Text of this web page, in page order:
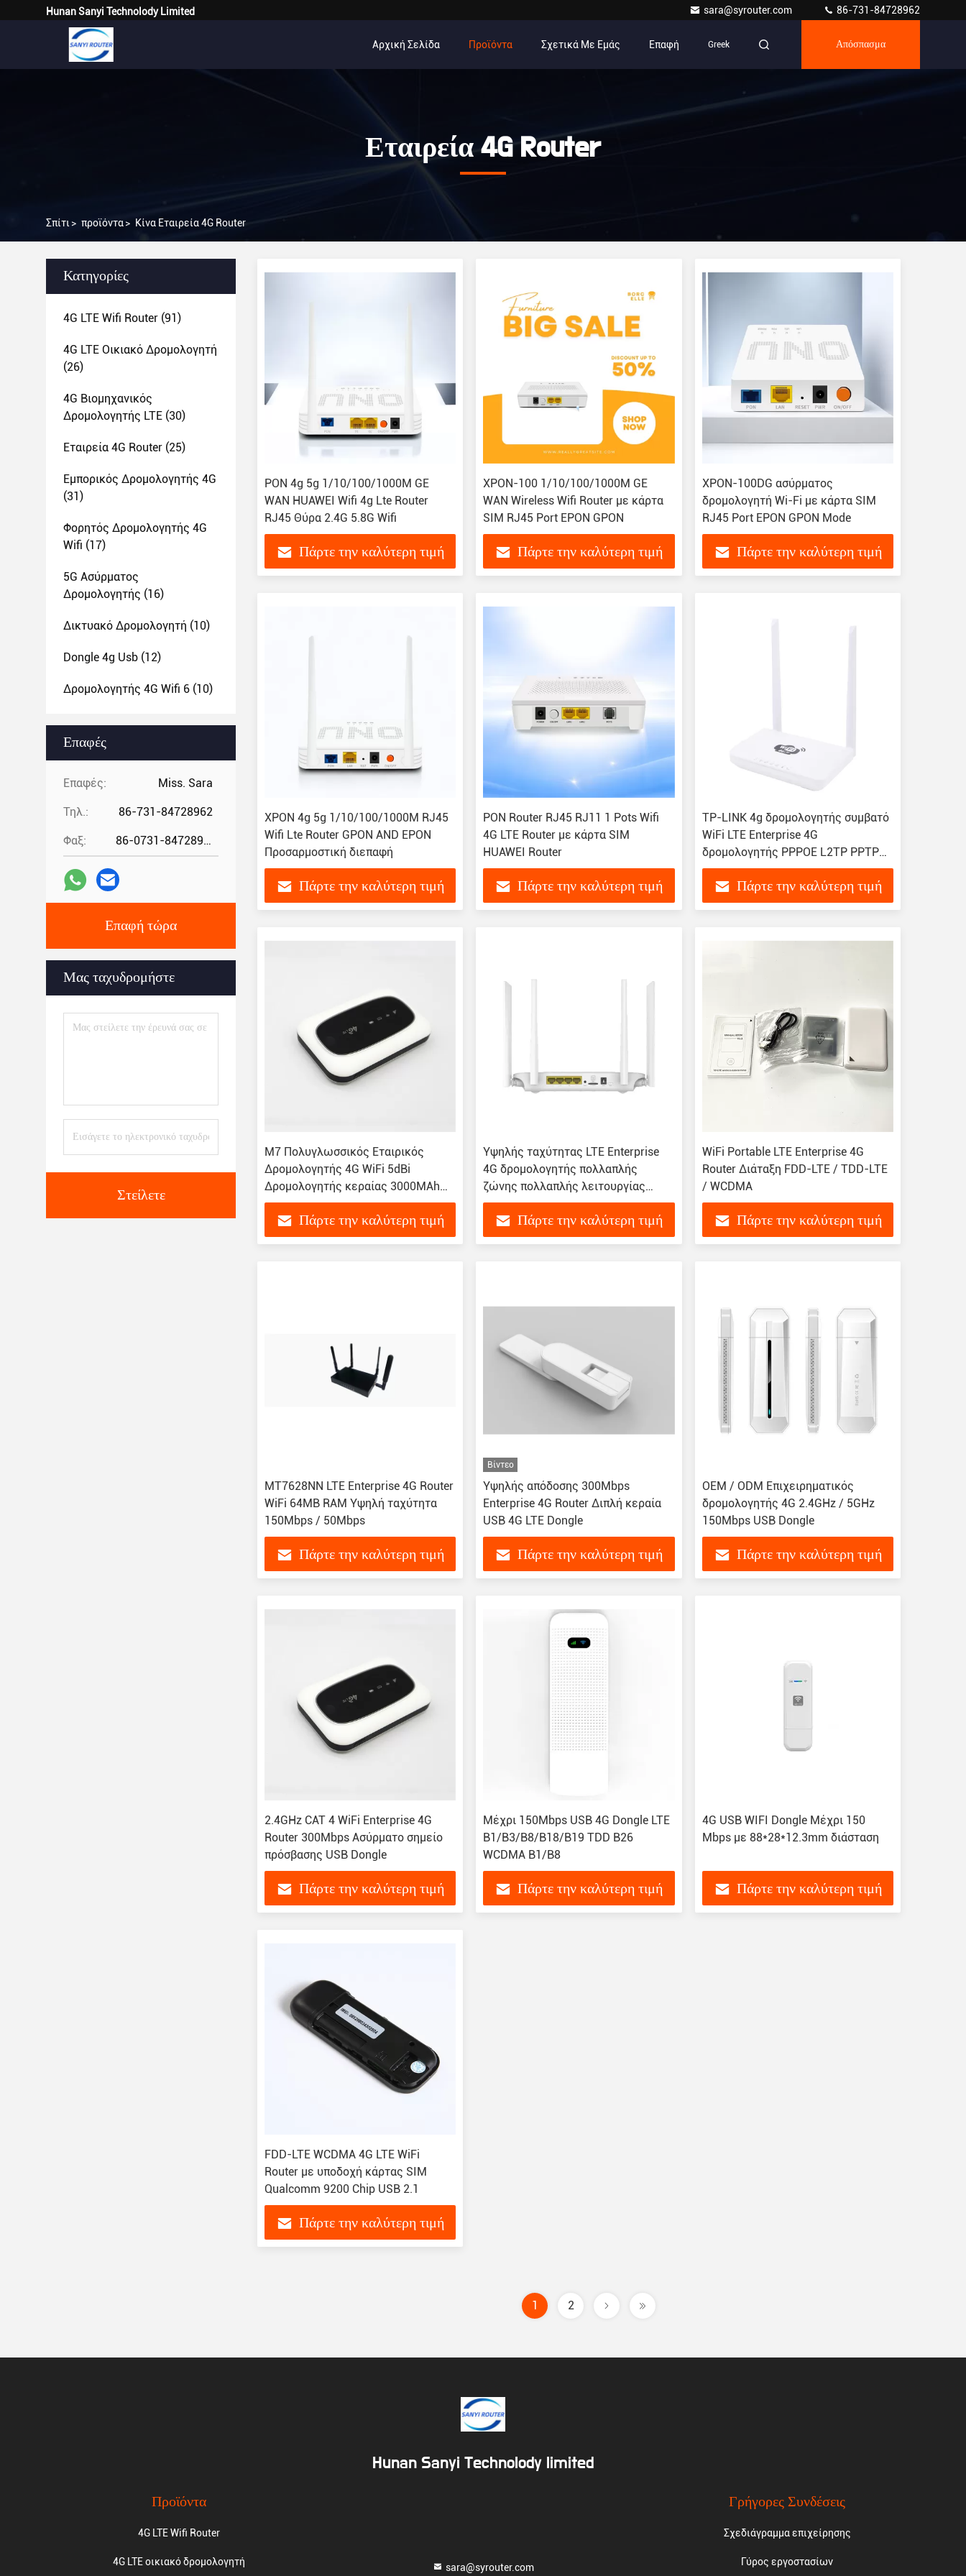
Hunan Sanyi Technolody Limited sara@syrouter.com 86-731-84728962
Αρχική Σελίδα Προϊόντα Σχετικά Με Εμάς Επαφή Greek Απόσπασμα
Εταιρεία 4G Router
Σπίτι > προϊόντα> Κίνα Εταιρεία 4G Router
Κατηγορίες
4G LTE Wifi Router (91)
4G LTE Οικιακό Δρομολογητή
(26)
4G Βιομηχανικός
Δρομολογητής LTE (30)
Εταιρεία 4G Router (25)
Εμπορικός Δρομολογητής 4G
(31)
Φορητός Δρομολογητής 4G
Wifi (17)
5G Ασύρματος
Δρομολογητής (16)
Δικτυακό Δρομολογητή (10)
Dongle 4g Usb (12)
Δρομολογητής 4G Wifi 6 (10)
Επαφές
Επαφές: Miss. Sara
Τηλ.: 86-731-84728962
Φαξ: 86-0731-84728962
Επαφή τώρα
Μας ταχυδρομήστε
Στείλετε
PON 4g 5g 1/10/100/1000M GE
WAN HUAWEI Wifi 4g Lte Router
RJ45 Θύρα 2.4G 5.8G Wifi
Πάρτε την καλύτερη τιμή
XPON-100 1/10/100/1000M GE
WAN Wireless Wifi Router με κάρτα
SIM RJ45 Port EPON GPON
Πάρτε την καλύτερη τιμή
XPON-100DG ασύρματος
δρομολογητή Wi-Fi με κάρτα SIM
RJ45 Port EPON GPON Mode
Πάρτε την καλύτερη τιμή
XPON 4g 5g 1/10/100/1000M RJ45
Wifi Lte Router GPON AND EPON
Προσαρμοστική διεπαφή
Πάρτε την καλύτερη τιμή
PON Router RJ45 RJ11 1 Pots Wifi
4G LTE Router με κάρτα SIM
HUAWEI Router
Πάρτε την καλύτερη τιμή
TP-LINK 4g δρομολογητής συμβατό
WiFi LTE Enterprise 4G
δρομολογητής PPPOE L2TP PPTP
WEP WPA WPA2 WPS WDS σύνδεση
Πάρτε την καλύτερη τιμή
M7 Πολυγλωσσικός Εταιρικός
Δρομολογητής 4G WiFi 5dBi
Δρομολογητής κεραίας 3000MAh
μπαταρία
Πάρτε την καλύτερη τιμή
Υψηλής ταχύτητας LTE Enterprise
4G δρομολογητής πολλαπλής
ζώνης πολλαπλής λειτουργίας
δρομολογητής
Πάρτε την καλύτερη τιμή
WiFi Portable LTE Enterprise 4G
Router Διάταξη FDD-LTE / TDD-LTE
/ WCDMA
Πάρτε την καλύτερη τιμή
MT7628NN LTE Enterprise 4G Router
WiFi 64MB RAM Υψηλή ταχύτητα
150Mbps / 50Mbps
Πάρτε την καλύτερη τιμή
Βίντεο
Υψηλής απόδοσης 300Mbps
Enterprise 4G Router Διπλή κεραία
USB 4G LTE Dongle
Πάρτε την καλύτερη τιμή
OEM / ODM Επιχειρηματικός
δρομολογητής 4G 2.4GHz / 5GHz
150Mbps USB Dongle
Πάρτε την καλύτερη τιμή
2.4GHz CAT 4 WiFi Enterprise 4G
Router 300Mbps Ασύρματο σημείο
πρόσβασης USB Dongle
Πάρτε την καλύτερη τιμή
Μέχρι 150Mbps USB 4G Dongle LTE
B1/B3/B8/B18/B19 TDD B26
WCDMA B1/B8
Πάρτε την καλύτερη τιμή
4G USB WIFI Dongle Μέχρι 150
Mbps με 88*28*12.3mm διάσταση
Πάρτε την καλύτερη τιμή
FDD-LTE WCDMA 4G LTE WiFi
Router με υποδοχή κάρτας SIM
Qualcomm 9200 Chip USB 2.1
Πάρτε την καλύτερη τιμή
1 2
Hunan Sanyi Technolody limited
Προϊόντα
4G LTE Wifi Router
4G LTE οικιακό δρομολογητή sara@syrouter.com
Γρήγορες Συνδέσεις
Σχεδιάγραμμα επιχείρησης
Γύρος εργοστασίων